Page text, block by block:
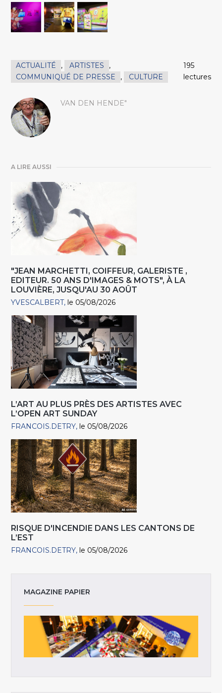
ACTUALITÉ , ARTISTES
,
COMMUNIQUÉ DE PRESSE
, CULTURE
195
lectures
VAN DEN HENDE"
A LIRE AUSSI
"JEAN MARCHETTI, COIFFEUR, GALERISTE ,
EDITEUR. 50 ANS D'IMAGES & MOTS", À LA
LOUVIÈRE, JUSQU'AU 30 AOÛT
YVESCALBERT le 05/08/2026
L’ART AU PLUS PRÈS DES ARTISTES AVEC
L’OPEN ART SUNDAY
FRANCOIS.DETRY le 05/08/2026
RISQUE D'INCENDIE DANS LES CANTONS DE
L’EST
FRANCOIS.DETRY le 05/08/2026
MAGAZINE PAPIER